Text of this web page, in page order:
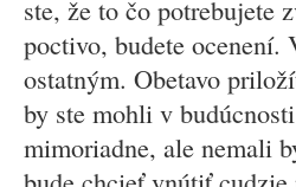
ste, že to čo potrebujete
poctivo, budete ocenení.
ostatným. Obetavo
by ste mohli v
mimoriadne, ale nemali